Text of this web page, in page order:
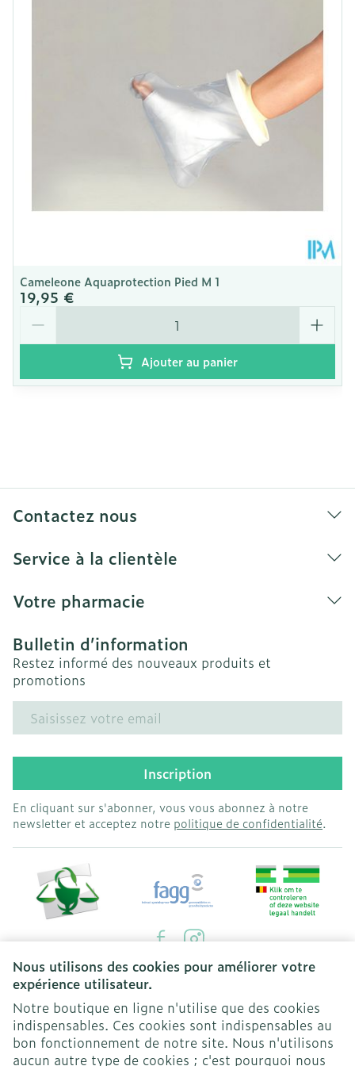
Nous utilisons des cookies pour améliorer votre
expérience utilisateur.
Notre boutique en ligne n'utilise que des cookies
indispensables. Ces cookies sont indispensables au
bon fonctionnement de notre site. Nous n'utilisons
aucun autre type de cookies ; c'est pourquoi nous
Température ambiante (15°C -
25°C)
Cameleone Aquaprotection Pied M 1
19,95 €
Ajouter au panier
Contactez nous
Service à la clientèle
Votre pharmacie
Bulletin d’information
Restez informé des nouveaux produits et
promotions
Adresse mail
Inscription
En cliquant sur s'abonner, vous vous abonnez à notre
newsletter et acceptez notre politique de confidentialité.
Liens légaux